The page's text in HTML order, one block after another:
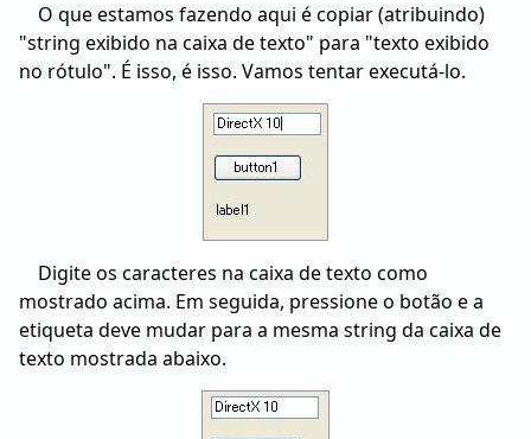
O que estamos fazendo aqui é copiar (atribuindo)
"string exibido na caixa de texto" para "texto exibido
no rótulo". É isso, é isso. Vamos tentar executá-lo.
Digite os caracteres na caixa de texto como
mostrado acima. Em seguida, pressione o botão e a
etiqueta deve mudar para a mesma string da caixa de
texto mostrada abaixo.